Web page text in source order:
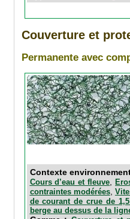
Couverture et
Permanente avec
Contexte
Cours d’eau et fleuve,
contraintes modérées,
de courant de crue de
berge au dessus de la